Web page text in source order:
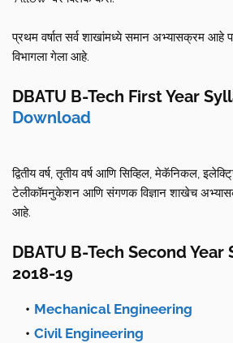
प्रथम वर्षात सर्व शाखांमध्ये समान अभ्यासक्रम
विभागला गेला आहे.
DBATU B-Tech First Year
Download
द्वितीय वर्ष, तृतीय वर्ष आणि सिव्हिल, मेकॅनिकल,
टेलीकॉमनुकेशन आणि संगणक विज्ञान शाखेच
आहे.
DBATU B-Tech Second Year
2018-19
Mechanical Engineering
Civil Engineering